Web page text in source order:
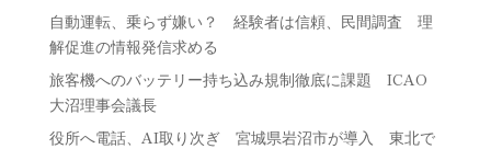
自動運転、乗らず嫌い？ 経験者は信頼、民間調査 理
解促進の情報発信求める
旅客機へのバッテリー持ち込み規制徹底に課題 ICAO
大沼理事会議長
役所へ電話、AI取り次ぎ 宮城県岩沼市が導入 東北で